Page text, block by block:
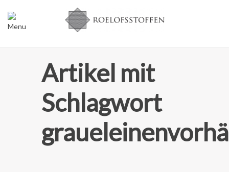
Artikel mit
Schlagwort